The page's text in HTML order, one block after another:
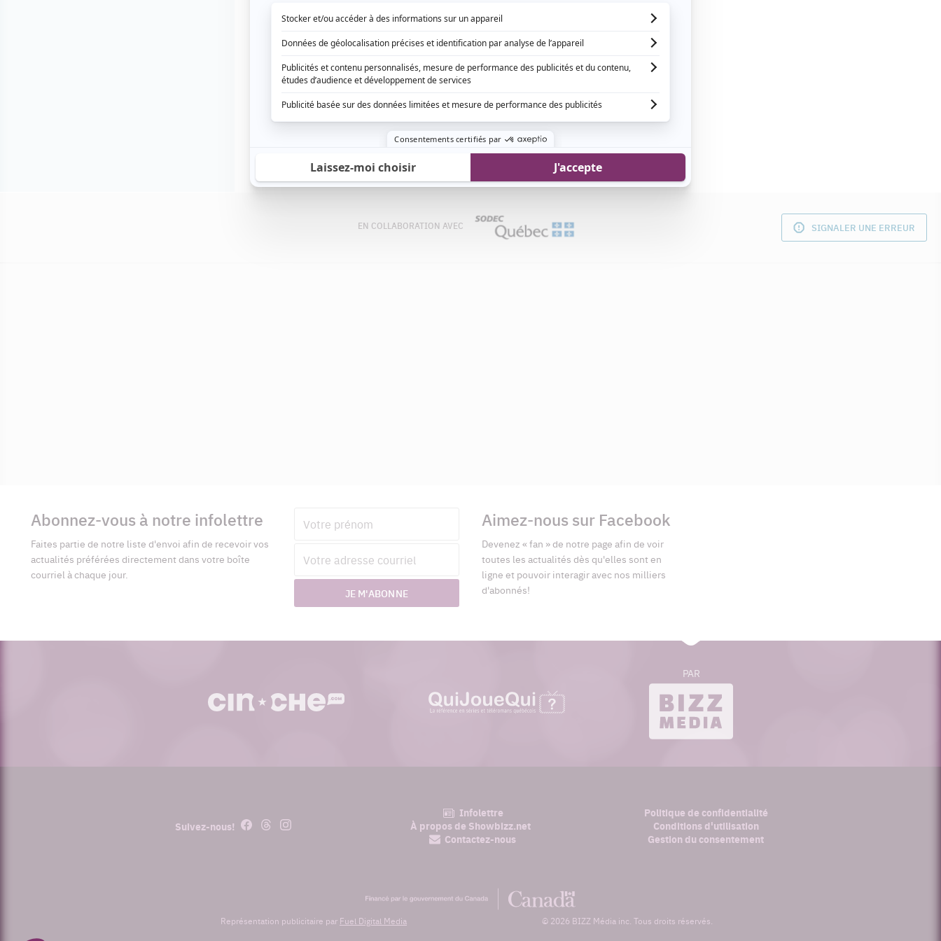
Gaston Lepage Andrée Boucher Yves Létourneau
EN COLLABORATION AVEC SIGNALER UNE ERREUR
complémentaires
Abonnez-vous à notre infolettre
Faites partie de notre liste d'envoi afin de recevoir vos
actualités préférées directement dans votre boîte
courriel à chaque jour.
courriel
JE M'ABONNE
Aimez-nous sur Facebook
Devenez « fan » de notre page afin de voir
toutes les actualités dès qu'elles sont en
ligne et pouvoir interagir avec nos milliers
d'abonnés!
cinoche.com
quijouequi.com
bizzmedia.ca
PAR
Suivez-nous! FacebookThreadsInstagram
Infolettre
À propos de Showbizz.net
Contactez-nous
Politique de confidentialité
Conditions d'utilisation
Gestion du consentement
par
gouvernement
Représentation publicitaire par Fuel Digital Media © 2026 BIZZ Média inc. Tous droits réservés.